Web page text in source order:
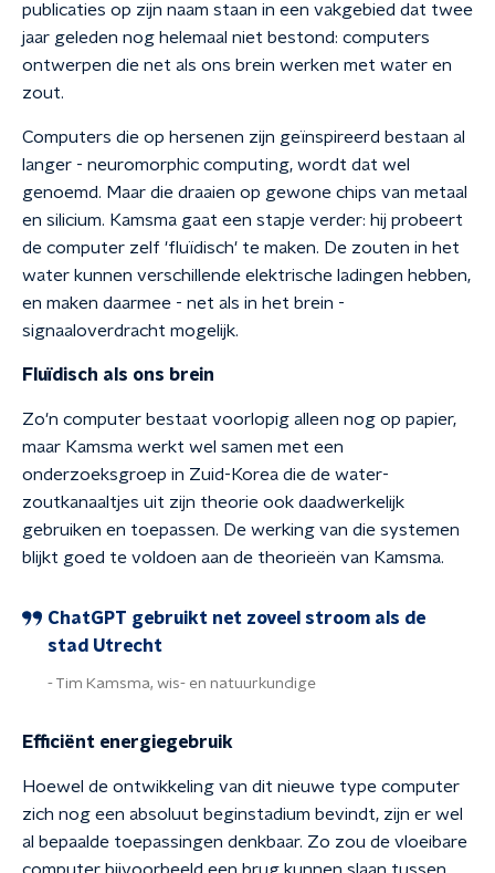
publicaties op zijn naam staan in een vakgebied dat twee
jaar geleden nog helemaal niet bestond: computers
ontwerpen die net als ons brein werken met water en
zout.
Computers die op hersenen zijn geïnspireerd bestaan al
langer - neuromorphic computing, wordt dat wel
genoemd. Maar die draaien op gewone chips van metaal
en silicium. Kamsma gaat een stapje verder: hij probeert
de computer zelf 'fluïdisch' te maken. De zouten in het
water kunnen verschillende elektrische ladingen hebben,
en maken daarmee - net als in het brein -
signaaloverdracht mogelijk.
Fluïdisch als ons brein
Zo'n computer bestaat voorlopig alleen nog op papier,
maar Kamsma werkt wel samen met een
onderzoeksgroep in Zuid-Korea die de water-
zoutkanaaltjes uit zijn theorie ook daadwerkelijk
gebruiken en toepassen. De werking van die systemen
blijkt goed te voldoen aan de theorieën van Kamsma.
ChatGPT gebruikt net zoveel stroom als de
stad Utrecht
Tim Kamsma, wis- en natuurkundige
Efficiënt energiegebruik
Hoewel de ontwikkeling van dit nieuwe type computer
zich nog een absoluut beginstadium bevindt, zijn er wel
al bepaalde toepassingen denkbaar. Zo zou de vloeibare